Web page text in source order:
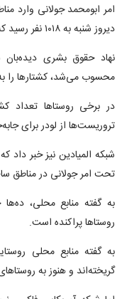
امر ابومحمد جولانی وارد
دیروز شنبه به ۱۰۱۸ نفر رسید که شامل ۷۴۵ غیرنظامی می‌شود.
نهاد حقوق بشری
محسوب می‌شد، کشتارها را
در برخی روستاها تعداد
تروریست‌ها از لودر برای
شبکه المیادین نیز خبر داد
تحت امر جولانی در مناطق ساحلی، تعداد
به گفته منابع محلی،
روستاها پراکنده است.
به گفته منابع محلی
گریخته‌اند و هنوز به